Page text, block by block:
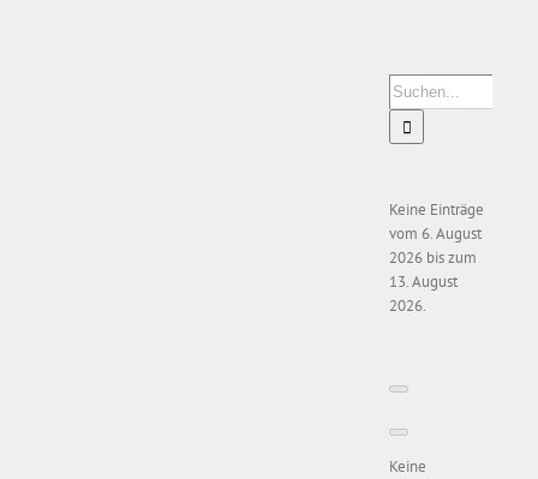
Suche
nach:
Keine Einträge
vom 6. August
2026 bis zum
13. August
2026.
Keine